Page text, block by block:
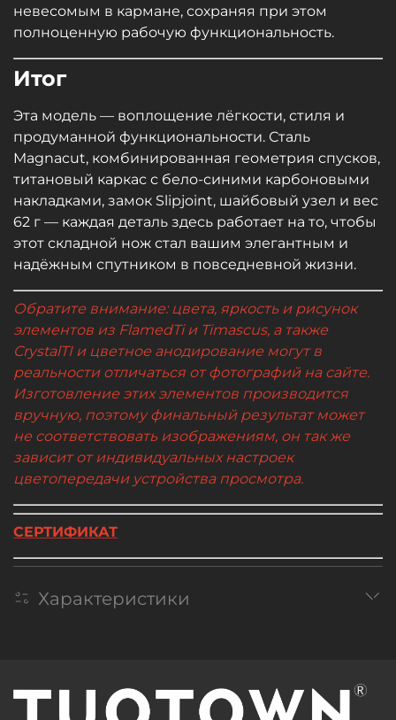
невесомым в кармане, сохраняя при этом
полноценную рабочую функциональность.
Итог
Эта модель — воплощение лёгкости, стиля и
продуманной функциональности. Сталь
Magnacut, комбинированная геометрия спусков,
титановый каркас с бело-синими карбоновыми
накладками, замок Slipjoint, шайбовый узел и вес
62 г — каждая деталь здесь работает на то, чтобы
этот складной нож стал вашим элегантным и
надёжным спутником в повседневной жизни.
Обратите внимание: цвета, яркость и рисунок
элементов из FlamedTi и Timascus, а также
CrystalTI и цветное анодирование могут в
реальности отличаться от фотографий на сайте.
Изготовление этих элементов производится
вручную, поэтому финальный результат может
не соответствовать изображениям, он так же
зависит от индивидуальных настроек
цветопередачи устройства просмотра.
СЕРТИФИКАТ
Характеристики